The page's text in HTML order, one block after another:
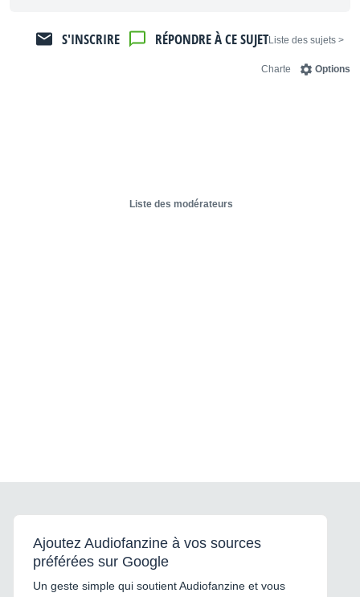
< Liste des sujets
RÉPONDRE À CE SUJET
S'INSCRIRE
Options
Charte
Liste des modérateurs
Ajoutez Audiofanzine à vos sources
préférées sur Google
Un geste simple qui soutient Audiofanzine et vous